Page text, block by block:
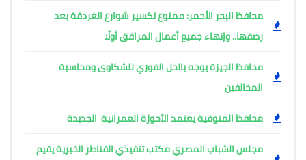
محافظ البحر الأحمر: ممنوع تكسير شوارع الغردقة بعد
رصفها.. وإنهاء جميع أعمال المرافق أولًا
محافظ الجيزة يوجه بالحل الفوري للشكاوى ومحاسبة
المخالفين
محافظ المنوفية يعتمد الأحوزة العمرانية الجديدة
مجلس الشباب المصري مكتب تنفيذي القناطر الخبرية يقيم